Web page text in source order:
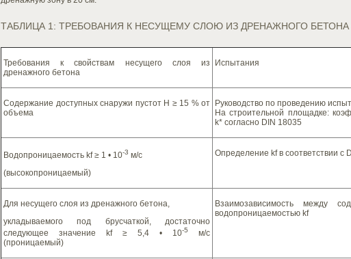
ТАБЛИЦА 1: ТРЕБОВАНИЯ К НЕСУЩЕМУ СЛОЮ ИЗ ДРЕНАЖНОГО
Требования к свойствам несущего слоя из
дренажного бетона
Испытания
Содержание доступных снаружи пустот H ≥ 15 % от
объема
Руководство по проведению
На строительной площадке:
k* согласно DIN 18035
Водопроницаемость kf ≥ 1 • 10-3 м/с
(высокопроницаемый)
Определение kf в соответствии с
Для несущего слоя из дренажного бетона,
укладываемого под брусчаткой, достаточно
следующее значение kf ≥ 5,4 • 10-5
м/с
(проницаемый)
Взаимозависимость между
водопроницаемостью kf